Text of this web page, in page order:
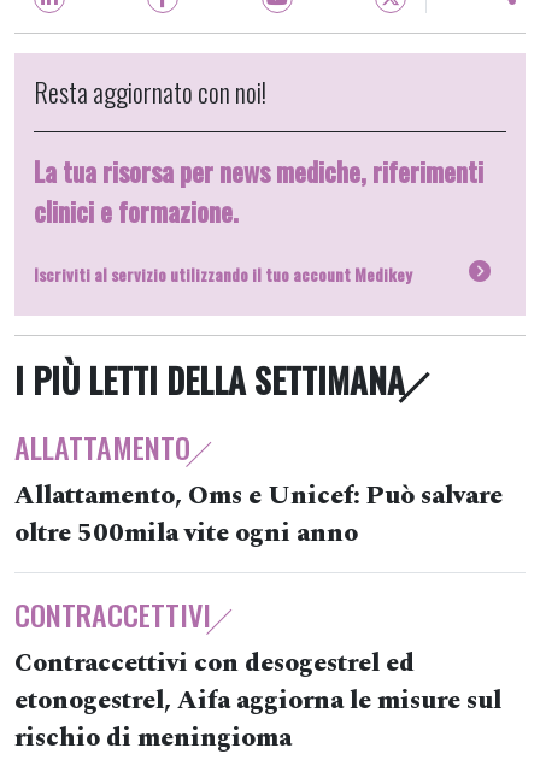
Resta aggiornato con noi!
La tua risorsa per news mediche, riferimenti
clinici e formazione.
Iscriviti al servizio utilizzando il tuo account Medikey
I PIÙ LETTI DELLA SETTIMANA
ALLATTAMENTO
Allattamento, Oms e Unicef: Può salvare
oltre 500mila vite ogni anno
CONTRACCETTIVI
Contraccettivi con desogestrel ed
etonogestrel, Aifa aggiorna le misure sul
rischio di meningioma